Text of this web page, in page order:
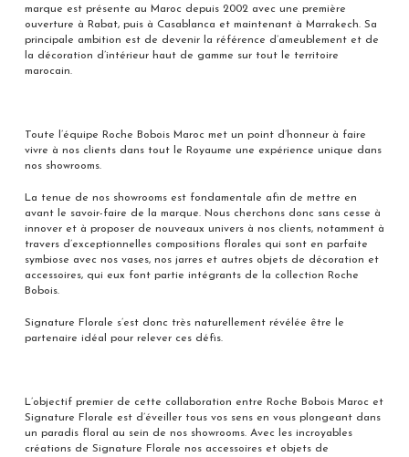
marque est présente au Maroc depuis 2002 avec une première
ouverture à Rabat, puis à Casablanca et maintenant à Marrakech. Sa
principale ambition est de devenir la référence d’ameublement et de
la décoration d’intérieur haut de gamme sur tout le territoire
marocain.
Toute l’équipe Roche Bobois Maroc met un point d’honneur à faire
vivre à nos clients dans tout le Royaume une expérience unique dans
nos showrooms.
La tenue de nos showrooms est fondamentale afin de mettre en
avant le savoir-faire de la marque. Nous cherchons donc sans cesse à
innover et à proposer de nouveaux univers à nos clients, notamment à
travers d’exceptionnelles compositions florales qui sont en parfaite
symbiose avec nos vases, nos jarres et autres objets de décoration et
accessoires, qui eux font partie intégrants de la collection Roche
Bobois.
Signature Florale s’est donc très naturellement révélée être le
partenaire idéal pour relever ces défis.
L’objectif premier de cette collaboration entre Roche Bobois Maroc et
Signature Florale est d’éveiller tous vos sens en vous plongeant dans
un paradis floral au sein de nos showrooms. Avec les incroyables
créations de Signature Florale nos accessoires et objets de